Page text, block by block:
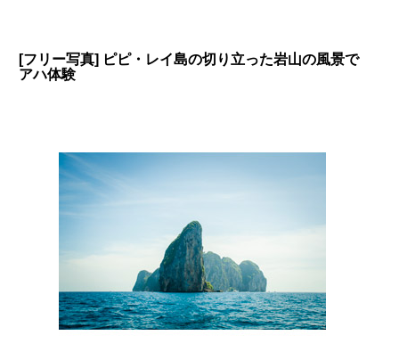
[フリー写真] ピピ・レイ島の切り立った岩山の風景で
アハ体験